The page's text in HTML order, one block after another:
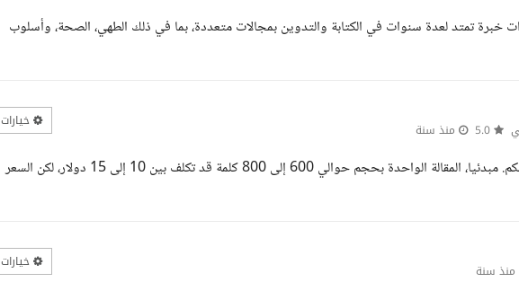
خبرة تمتد لعدة سنوات في الكتابة والتدوين بمجالات متعددة، بما في ذلك الطهي، الصحة، وأسلوب
منذ سنة خيارات
السلام عليكم أستاذ ياسين، شكرا لفرصتكم. مبدئيا، المقالة الواحدة بحجم حوالي 600 إلى 800 كلمة قد تكلف بين 10 إلى 15 دولار، لكن السعر
منذ سنة خيارات